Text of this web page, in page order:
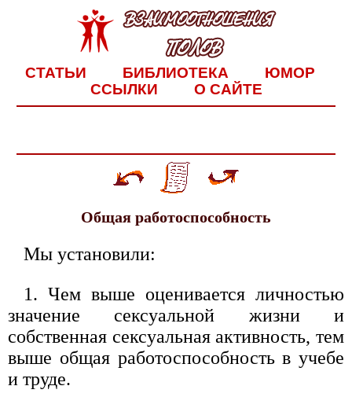
СТАТЬИ БИБЛИОТЕКА
ЮМОР
ССЫЛКИ
О САЙТЕ
Общая работоспособность
Мы установили:
1. Чем выше оценивается личностью
значение сексуальной жизни и
собственная сексуальная активность, тем
выше общая работоспособность в учебе
и труде.